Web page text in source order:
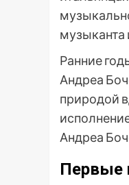
музыканта
Ранние
Андреа
природой
Андреа
Первые